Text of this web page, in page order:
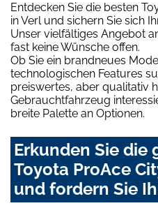
Entdecken Sie die besten
in Verl und sichern Sie sich
Unser vielfältiges Angebot
fast keine Wünsche offen.
Ob Sie ein brandneues
technologischen Features
preiswertes, aber qualitativ
Gebrauchtfahrzeug
breite Palette an Optionen.
Erkunden Sie die
Toyota ProAce
und fordern Sie